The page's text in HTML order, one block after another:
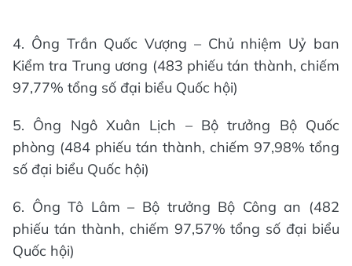
4. Ông Trần Quốc Vượng – Chủ nhiệm Uỷ ban
Kiểm tra Trung ương (483 phiếu tán thành, chiếm
97,77% tổng số đại biểu Quốc hội)
5. Ông Ngô Xuân Lịch – Bộ trưởng Bộ Quốc
phòng (484 phiếu tán thành, chiếm 97,98% tổng
số đại biểu Quốc hội)
6. Ông Tô Lâm – Bộ trưởng Bộ Công an (482
phiếu tán thành, chiếm 97,57% tổng số đại biểu
Quốc hội)